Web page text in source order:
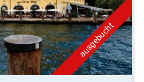
ausgebucht